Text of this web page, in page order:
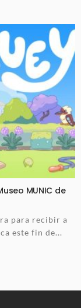
MUNIC de
para recibir a
este fin de...